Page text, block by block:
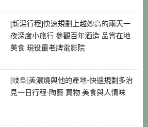
[新潟行程]快速規劃上越妙高的兩天一
夜深度小旅行 參觀百年酒造 品嘗在地
美食 現役最老牌電影院
[岐阜]美濃燒與他的產地-快速規劃多治
見一日行程-陶藝 買物 美食與人情味